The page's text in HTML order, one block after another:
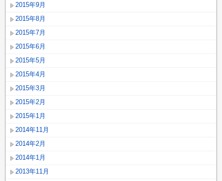
2015年9月
2015年8月
2015年7月
2015年6月
2015年5月
2015年4月
2015年3月
2015年2月
2015年1月
2014年11月
2014年2月
2014年1月
2013年11月